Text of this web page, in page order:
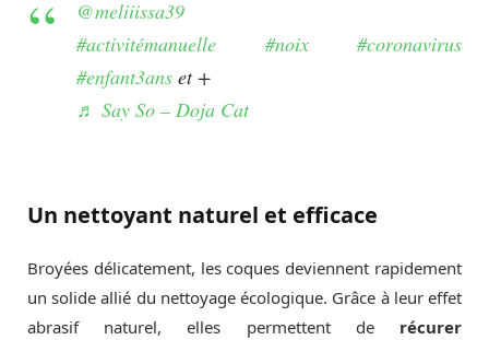
@meliiissa39
#activitémanuelle
#noix
#coronavirus
#enfant3ans et +
♬ Say So – Doja Cat
Un nettoyant naturel et efficace
Broyées délicatement, les coques deviennent rapidement
un solide allié du nettoyage écologique. Grâce à leur effet
abrasif naturel, elles permettent de récurer